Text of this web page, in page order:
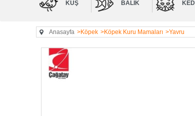
KUŞ BALIK KEDI
Anasayfa >Köpek >Köpek Kuru Mamaları >Yavru